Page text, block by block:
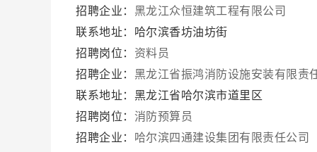
招聘企业： 黑龙江众恒建筑工程有限公司
联系地址：哈尔滨香坊油坊街
招聘岗位： 资料员
招聘企业： 黑龙江省振鸿消防设施安装有限责
联系地址：黑龙江省哈尔滨市道里区
招聘岗位： 消防预算员
招聘企业：
哈尔滨四通建设集团有限责任公司